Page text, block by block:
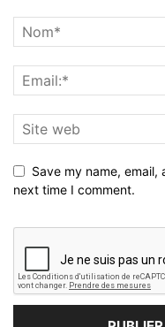
Save my name,
next time I comment.